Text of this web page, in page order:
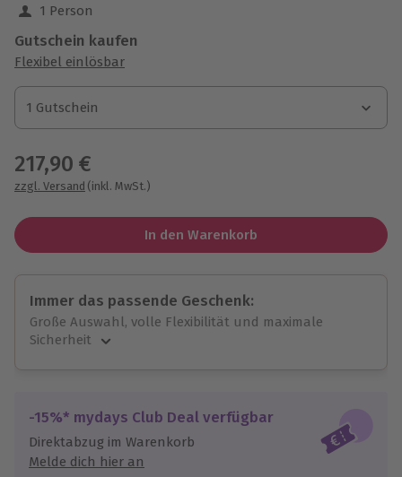
1 Person
Gutschein kaufen
Flexibel einlösbar
1 Gutschein
1 Gutschein
1 Gutschein
217,90 €
zzgl. Versand (inkl. MwSt.)
In den Warenkorb
Immer das passende Geschenk:
Große Auswahl, volle Flexibilität und maximale
Sicherheit
Jeder Gutschein für alle Erlebnisse einlösbar.
Maximale Sicherheit
3 Jahre gültig & verlängerbar.
-15%* mydays Club Deal verfügbar
Direktabzug im Warenkorb
Melde dich hier an